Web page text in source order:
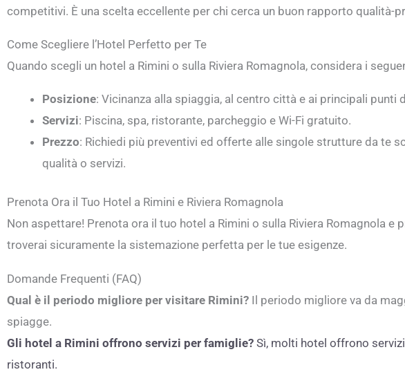
competitivi. È una scelta eccellente per chi cerca un buon rapporto qualità-
Come Scegliere l’Hotel Perfetto per Te
Quando scegli un hotel a Rimini o sulla Riviera Romagnola, considera i
Posizione: Vicinanza alla spiaggia, al centro città e ai principali punti
Servizi: Piscina, spa, ristorante, parcheggio e Wi-Fi gratuito.
Prezzo: Richiedi più preventivi ed offerte alle singole strutture da te
qualità o servizi.
Prenota Ora il Tuo Hotel a Rimini e Riviera Romagnola
Non aspettare! Prenota ora il tuo hotel a Rimini o sulla Riviera Romagnola
troverai sicuramente la sistemazione perfetta per le tue esigenze.
Domande Frequenti (FAQ)
Qual è il periodo migliore per visitare Rimini? Il periodo migliore va da
spiagge.
Gli hotel a Rimini offrono servizi per famiglie? Sì, molti hotel offrono
ristoranti.